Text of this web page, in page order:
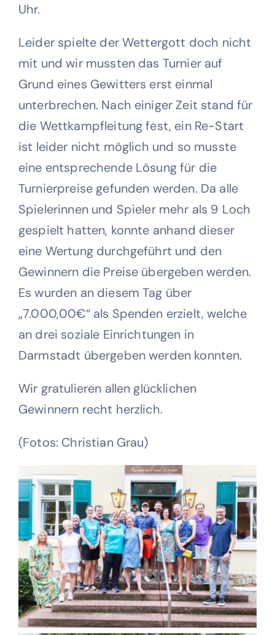
Uhr.
Leider spielte der Wettergott doch nicht
mit und wir mussten das Turnier auf
Grund eines Gewitters erst einmal
unterbrechen. Nach einiger Zeit stand für
die Wettkampfleitung fest, ein Re-Start
ist leider nicht möglich und so musste
eine entsprechende Lösung für die
Turnierpreise gefunden werden. Da alle
Spielerinnen und Spieler mehr als 9 Loch
gespielt hatten, konnte anhand dieser
eine Wertung durchgeführt und den
Gewinnern die Preise übergeben werden.
Es wurden an diesem Tag über
„7.000,00€“ als Spenden erzielt, welche
an drei soziale Einrichtungen in
Darmstadt übergeben werden konnten.
Wir gratulieren allen glücklichen
Gewinnern recht herzlich.
(Fotos: Christian Grau)